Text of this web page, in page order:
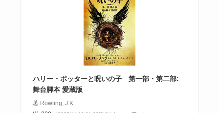
ハリー・ポッターと呪いの子 第一部・第二部:
舞台脚本 愛蔵版
著:Rowling, J.K.